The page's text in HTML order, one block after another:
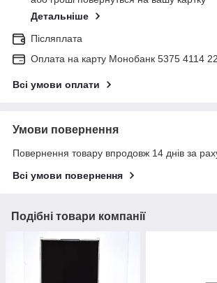
Детальніше
Післяплата
Оплата на карту Монобанк 5375 4114
Всі умови оплати
Умови повернення
Повернення товару впродовж 14 днів за
Всі умови повернення
Подібні товари компанії